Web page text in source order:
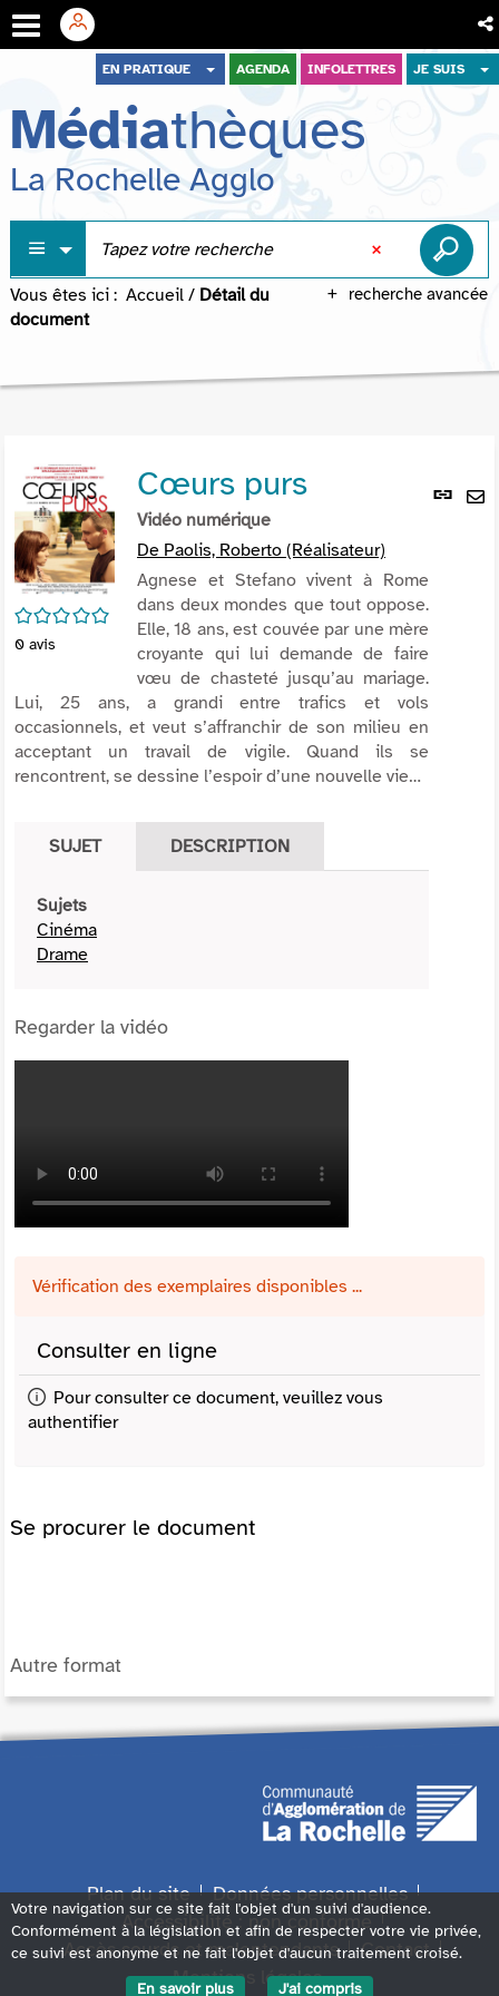
menu
contenu
recherche
EN PRATIQUE AGENDA INFOLETTRES JE SUIS
Médiathèques
La Rochelle Agglo
recherche avancée
Vous êtes ici : Accueil / Détail du
document
Lien
/5
0 avis
Cœurs purs
Vidéo numérique
De Paolis, Roberto (Réalisateur)
Agnese et Stefano vivent à Rome
dans deux mondes que tout oppose.
Elle, 18 ans, est couvée par une mère
croyante qui lui demande de faire
vœu de chasteté jusqu’au mariage.
Lui, 25 ans, a grandi entre trafics et vols
occasionnels, et veut s’affranchir de son milieu en
acceptant un travail de vigile. Quand ils se
rencontrent, se dessine l’espoir d’une nouvelle vie…
SUJET DESCRIPTION
Sujets
Cinéma
Drame
Regarder la vidéo
Vérification des exemplaires disponibles ...
Consulter en ligne
Pour consulter ce document, veuillez vous
authentifier
Se procurer le document
Autre format
Plan du site
Données personnelles
Accessibilité : non conforme
Accès sourds et malentendants
Contact
Mentions légales
Votre navigation sur ce site fait l'objet d'un suivi d'audience.
Conformément à la législation et afin de respecter votre vie privée,
ce suivi est anonyme et ne fait l'objet d'aucun traitement croisé.
En savoir plus
J'ai compris